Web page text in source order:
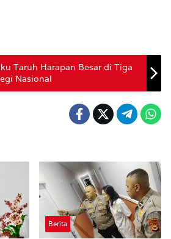
Taruh Harapan Besar di Tiga
Nasional
Berita